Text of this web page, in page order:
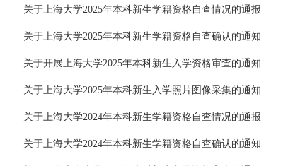
关于上海大学2025年本科新生学籍资格自查情况的通报
关于上海大学2025年本科新生学籍资格自查确认的通知
关于开展上海大学2025年本科新生入学资格审查的通知
关于上海大学2025年本科新生入学照片图像采集的通知
关于上海大学2024年本科新生学籍资格自查情况的通报
关于上海大学2024年本科新生学籍资格自查确认的通知